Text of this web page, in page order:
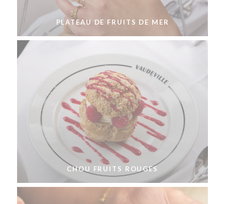
PLATEAU DE FRUITS DE MER
CHOU FRUITS ROUGES